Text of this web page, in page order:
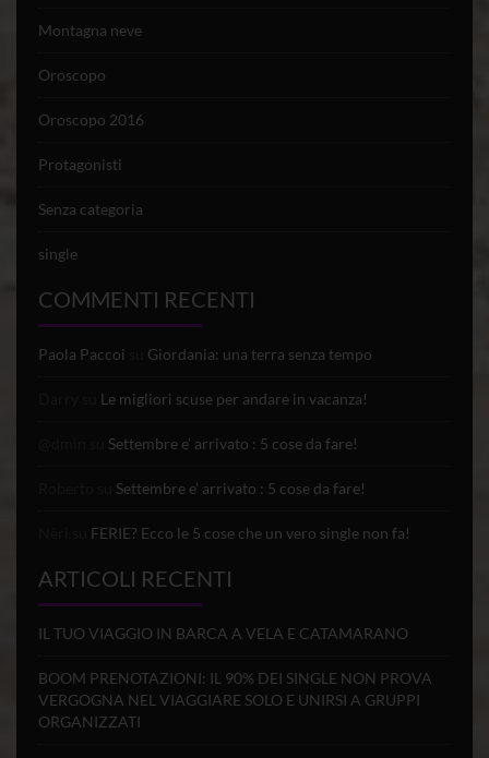
Montagna neve
Oroscopo
Oroscopo 2016
Protagonisti
Senza categoria
single
COMMENTI RECENTI
Paola Paccoi Giordania: una terra senza tempo
Le migliori scuse per andare in vacanza!
Settembre e’ arrivato : 5 cose da fare!
Settembre e’ arrivato : 5 cose da fare!
FERIE? Ecco le 5 cose che un vero single non fa!
ARTICOLI RECENTI
IL TUO VIAGGIO IN BARCA A VELA E CATAMARANO
BOOM PRENOTAZIONI: IL 90% DEI SINGLE NON PROVA
VERGOGNA NEL VIAGGIARE SOLO E UNIRSI A GRUPPI
ORGANIZZATI